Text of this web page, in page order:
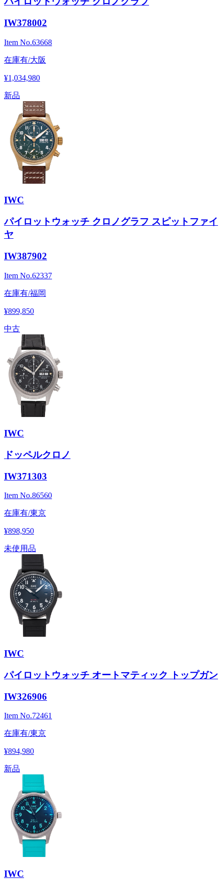
IW378002
Item No.63668
在庫有/大阪
¥1,034,980
新品
IWC
パイロットウォッチ クロノグラフ スピットファイ
ヤ
IW387902
Item No.62337
在庫有/福岡
¥899,850
中古
IWC
ドッペルクロノ
IW371303
Item No.86560
在庫有/東京
¥898,950
未使用品
IWC
パイロットウォッチ オートマティック トップガン
IW326906
Item No.72461
在庫有/東京
¥894,980
新品
IWC